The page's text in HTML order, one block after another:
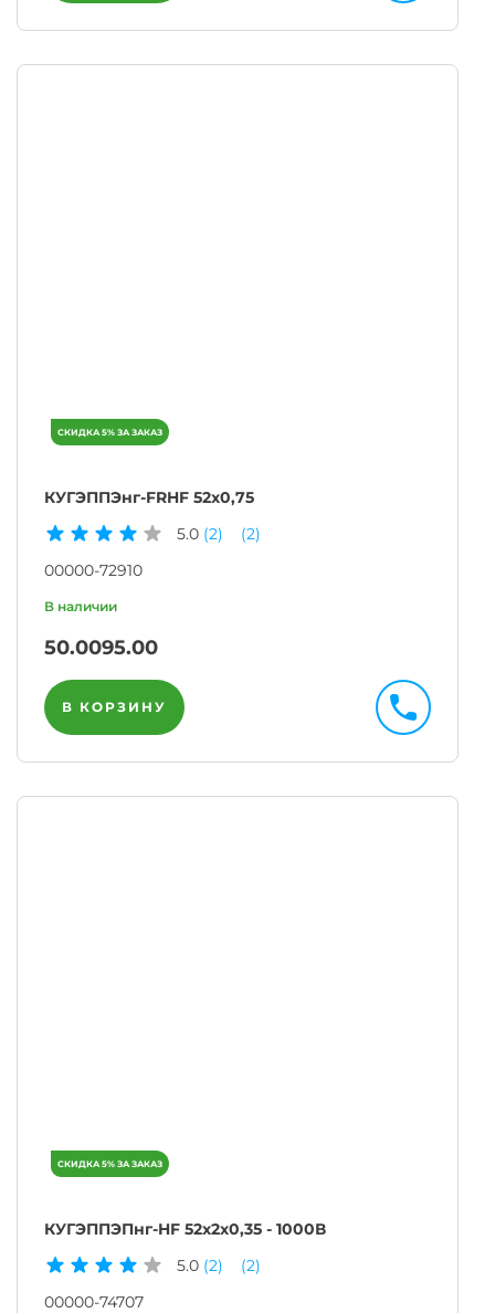
КУГЭППЭнг-FRHF 52х0,75
5.0 (2)
(2)
00000-72910
50.0095.00
В КОРЗИНУ
КУГЭППЭПнг-HF 52х2х0,35 - 1000В
5.0 (2)
(2)
00000-74707